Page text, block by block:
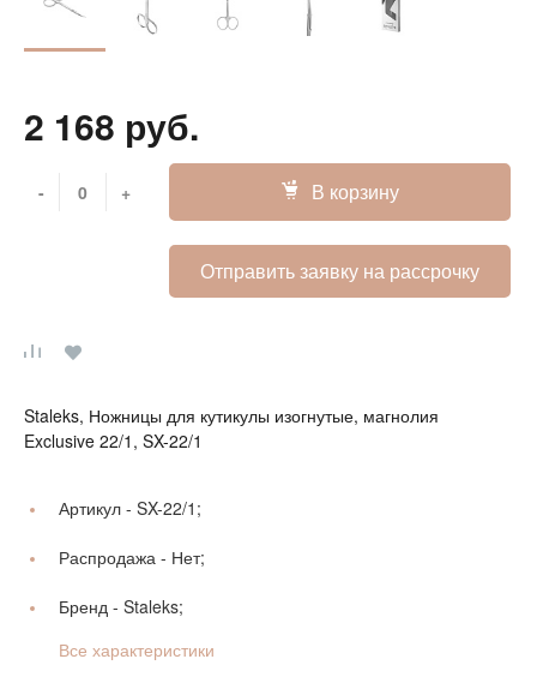
2 168 руб.
- + В корзину
Отправить заявку на рассрочку
Staleks, Ножницы для кутикулы изогнутые, магнолия
Exclusive 22/1, SX-22/1
Артикул - SX-22/1;
Распродажа - Нет;
Бренд - Staleks;
Все характеристики